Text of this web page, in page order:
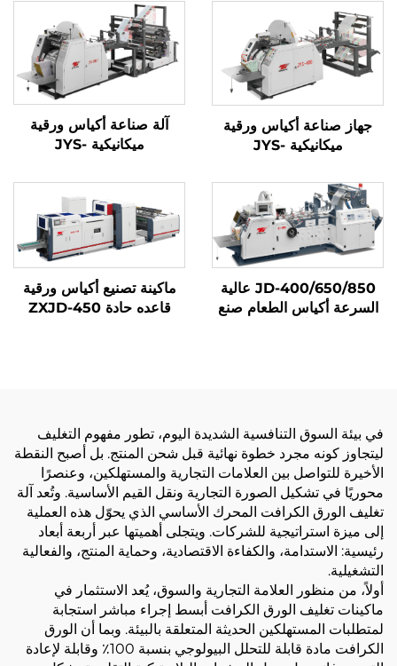
جهاز صناعة أكياس ورقية
ميكانيكية JYS-
آلة صناعة أكياس ورقية
ميكانيكية JYS-
عبر الإنترنت
JD-400/650/850 عالية
السرعة أكياس الطعام صنع
ماكينة تصنيع أكياس ورقية
قاعده حادة ZXJD-450
في بيئة السوق التنافسية الشديدة اليوم، تطور مفهوم التغليف
ليتجاوز كونه مجرد خطوة نهائية قبل شحن المنتج. بل أصبح النقطة
الأخيرة للتواصل بين العلامات التجارية والمستهلكين، وعنصرًا
محوريًا في تشكيل الصورة التجارية ونقل القيم الأساسية. وتُعد آلة
تغليف الورق الكرافت المحرك الأساسي الذي يحوّل هذه العملية
إلى ميزة استراتيجية للشركات. ويتجلى أهميتها عبر أربعة أبعاد
رئيسية: الاستدامة، والكفاءة الاقتصادية، وحماية المنتج، والفعالية
التشغيلية.
أولاً، من منظور العلامة التجارية والسوق، يُعد الاستثمار في
ماكينات تغليف الورق الكرافت أبسط إجراء مباشر استجابة
لمتطلبات المستهلكين الحديثة المتعلقة بالبيئة. وبما أن الورق
الكرافت مادة قابلة للتحلل البيولوجي بنسبة 100٪ وقابلة لإعادة